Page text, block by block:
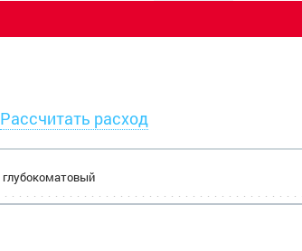
Рассчитать расход
глубокоматовый